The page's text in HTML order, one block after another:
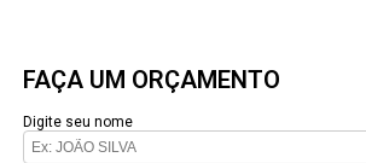
FAÇA UM ORÇAMENTO
Digite seu nome